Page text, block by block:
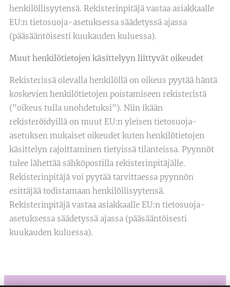
henkilöllisyytensä. Rekisterinpitäjä vastaa asiakkaalle
EU:n tietosuoja-asetuksessa säädetyssä ajassa
(pääsääntöisesti kuukauden kuluessa).
Muut henkilötietojen käsittelyyn liittyvät oikeudet
Rekisterissä olevalla henkilöllä on oikeus pyytää häntä
koskevien henkilötietojen poistamiseen rekisteristä
("oikeus tulla unohdetuksi"). Niin ikään
rekisteröidyillä on muut EU:n yleisen tietosuoja-
asetuksen mukaiset oikeudet kuten henkilötietojen
käsittelyn rajoittaminen tietyissä tilanteissa. Pyynnöt
tulee lähettää sähköpostilla rekisterinpitäjälle.
Rekisterinpitäjä voi pyytää tarvittaessa pyynnön
esittäjää todistamaan henkilöllisyytensä.
Rekisterinpitäjä vastaa asiakkaalle EU:n tietosuoja-
asetuksessa säädetyssä ajassa (pääsääntöisesti
kuukauden kuluessa).